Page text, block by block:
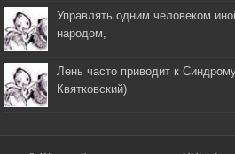
Управлять одним человеком
народом,
Лень часто приводит к
Квятковский)